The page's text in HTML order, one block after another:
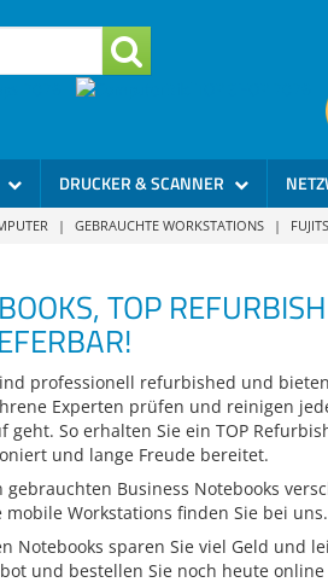
DRUCKER & SCANNER
| GEBRAUCHTE WORKSTATIONS |
TOP
professionell refurbished und
Experten prüfen und reinigen
So erhalten Sie ein TOP
und lange Freude bereitet.
Business Notebooks
Workstations finden Sie bei uns.
Notebooks sparen Sie viel Geld und
und bestellen Sie noch heute